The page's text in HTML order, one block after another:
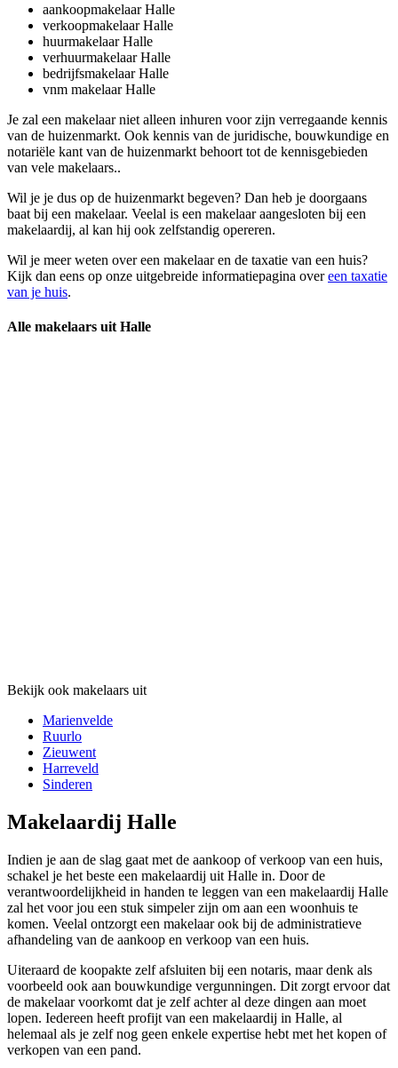
aankoopmakelaar Halle
verkoopmakelaar Halle
huurmakelaar Halle
verhuurmakelaar Halle
bedrijfsmakelaar Halle
vnm makelaar Halle
Je zal een makelaar niet alleen inhuren voor zijn verregaande kennis
van de huizenmarkt. Ook kennis van de juridische, bouwkundige en
notariële kant van de huizenmarkt behoort tot de kennisgebieden
van vele makelaars..
Wil je je dus op de huizenmarkt begeven? Dan heb je doorgaans
baat bij een makelaar. Veelal is een makelaar aangesloten bij een
makelaardij, al kan hij ook zelfstandig opereren.
Wil je meer weten over een makelaar en de taxatie van een huis?
Kijk dan eens op onze uitgebreide informatiepagina overeen taxatie
van je huis.
Alle makelaars uit Halle
Bekijk ook makelaars uit
Marienvelde
Ruurlo
Zieuwent
Harreveld
Sinderen
Makelaardij Halle
Indien je aan de slag gaat met de aankoop of verkoop van een huis,
schakel je het beste een makelaardij uit Halle in. Door de
verantwoordelijkheid in handen te leggen van een makelaardij Halle
zal het voor jou een stuk simpeler zijn om aan een woonhuis te
komen. Veelal ontzorgt een makelaar ook bij de administratieve
afhandeling van de aankoop en verkoop van een huis.
Uiteraard de koopakte zelf afsluiten bij een notaris, maar denk als
voorbeeld ook aan bouwkundige vergunningen. Dit zorgt ervoor dat
de makelaar voorkomt dat je zelf achter al deze dingen aan moet
lopen. Iedereen heeft profijt van een makelaardij in Halle, al
helemaal als je zelf nog geen enkele expertise hebt met het kopen of
verkopen van een pand.